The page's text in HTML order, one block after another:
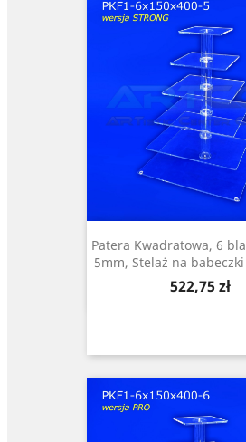
Patera Kwadratowa, 6
5mm, Stelaż na babeczki
Cena
522,75 zł